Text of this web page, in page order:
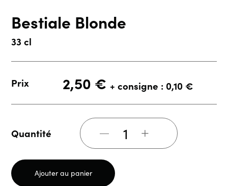
Bestiale Blonde
33 cl
Prix 2,50 € + consigne : 0,10 €
Quantité +
Ajouter au panier